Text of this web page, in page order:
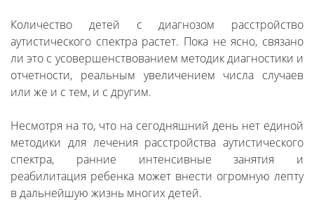
Количество детей с диагнозом расстройство
аутистического спектра растет. Пока не ясно, связано
ли это с усовершенствованием методик диагностики и
отчетности, реальным увеличением числа случаев
или же и с тем, и с другим.
Несмотря на то, что на сегодняшний день нет единой
методики для лечения расстройства аутистического
спектра, ранние интенсивные занятия и
реабилитация ребенка может внести огромную лепту
в дальнейшую жизнь многих детей.